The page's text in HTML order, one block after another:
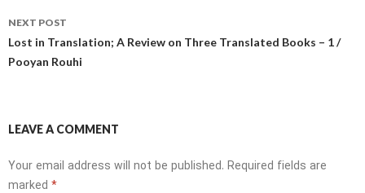
NEXT POST
Lost in Translation; A Review on Three Translated Books – 1 /
Pooyan Rouhi
LEAVE A COMMENT
Your email address will not be published. Required fields are
marked *